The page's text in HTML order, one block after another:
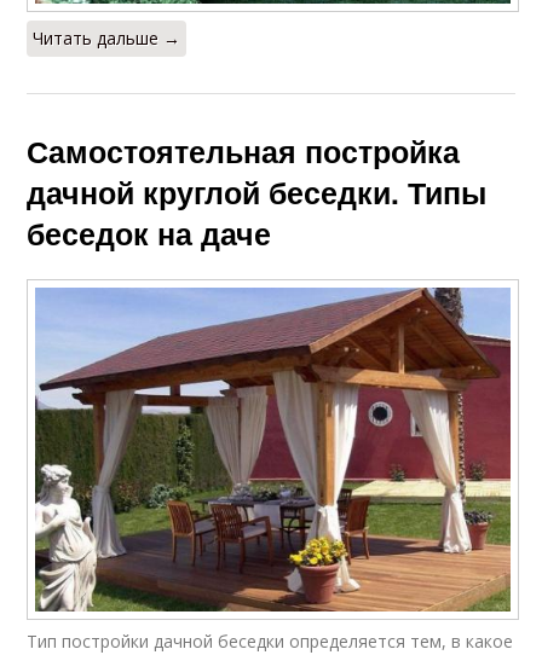
Читать дальше →
Самостоятельная постройка
дачной круглой беседки. Типы
беседок на даче
Тип постройки дачной беседки определяется тем, в какое